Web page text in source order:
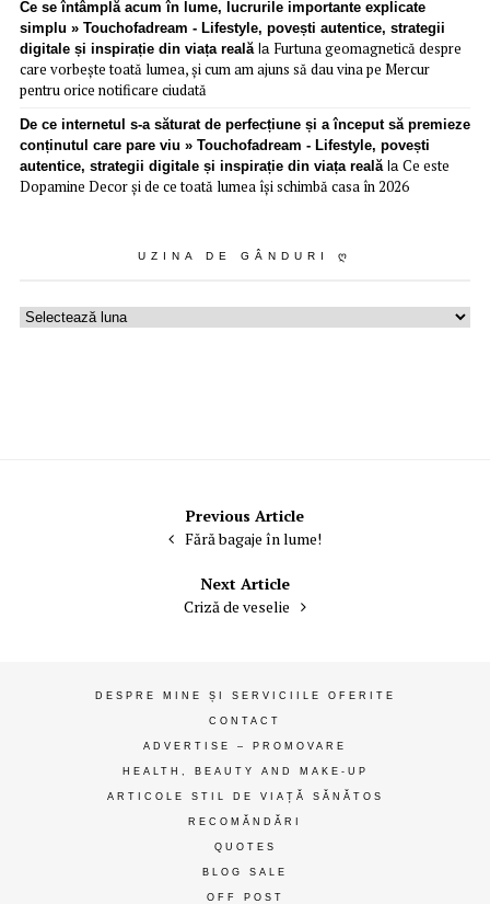
Ce se întâmplă acum în lume, lucrurile importante explicate
simplu » Touchofadream - Lifestyle, povești autentice, strategii
digitale și inspirație din viața realăla Furtuna geomagnetică despre
care vorbește toată lumea, și cum am ajuns să dau vina pe Mercur
pentru orice notificare ciudată
De ce internetul s-a săturat de perfecțiune și a început să premieze
conținutul care pare viu » Touchofadream - Lifestyle, povești
autentice, strategii digitale și inspirație din viața realăla Ce este
Dopamine Decor și de ce toată lumea își schimbă casa în 2026
UZINA DE GÂNDURI Ღ
Uzina
Previous Article
Fără bagaje în lume!
Next Article
Criză de veselie
DESPRE MINE ȘI SERVICIILE OFERITE
CONTACT
ADVERTISE – PROMOVARE
HEALTH, BEAUTY AND MAKE-UP
ARTICOLE STIL DE VIAȚĂ SĂNĂTOS
RECOMĂNDĂRI
QUOTES
BLOG SALE
OFF POST